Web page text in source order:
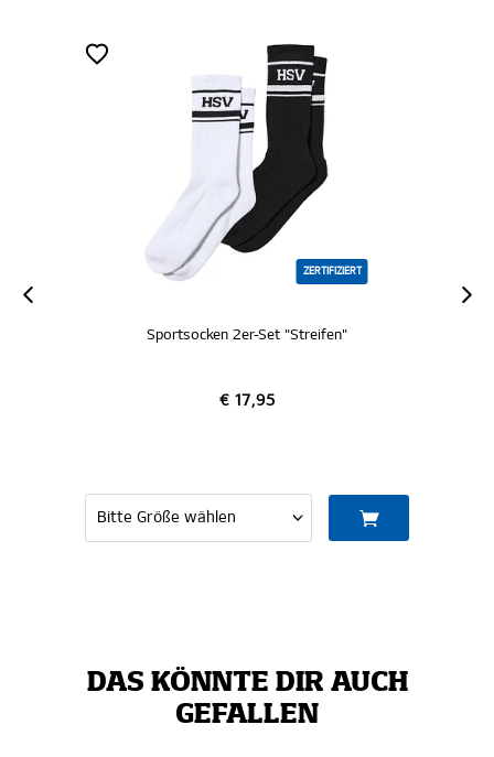
ZERTIFIZIERT
Sportsocken 2er-Set "Streifen"
€ 17,95
DAS KÖNNTE DIR AUCH
GEFALLEN